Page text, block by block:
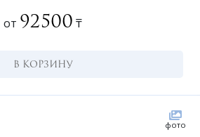
от 92500 ₸
В КОРЗИНУ
фото